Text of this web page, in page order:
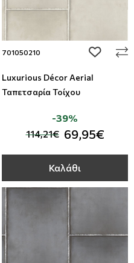
701050210 add to
Luxurious Décor Aerial
Ταπετσαρία Τοίχου
114,21€ 69,95€
-39%
Καλάθι